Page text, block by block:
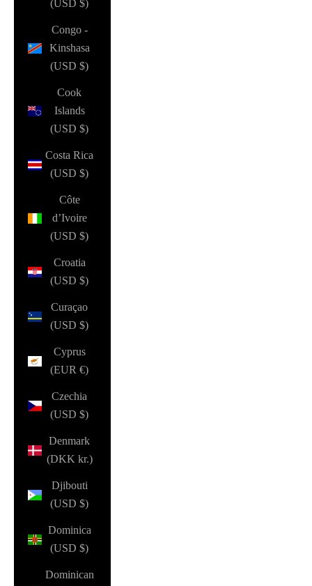
(USD $)
Congo -
Kinshasa
(USD $)
Cook
Islands
(USD $)
Costa Rica
(USD $)
Côte
d’Ivoire
(USD $)
Croatia
(USD $)
Curaçao
(USD $)
Cyprus
(EUR €)
Czechia
(USD $)
Denmark
(DKK kr.)
Djibouti
(USD $)
Dominica
(USD $)
Dominican